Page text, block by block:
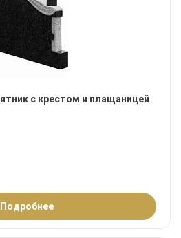
с крестом и плащаницей
Подробнее